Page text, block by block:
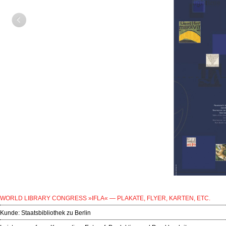
WORLD LIBRARY CONGRESS »IFLA« — PLAKATE, FLYER, KARTEN, ETC.
Kunde: Staatsbibliothek zu Berlin